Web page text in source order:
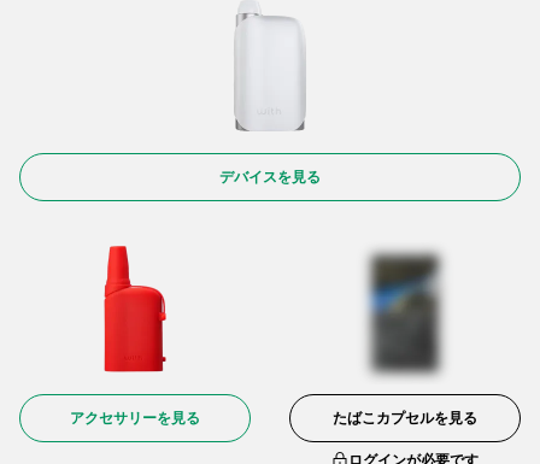
デバイスを見る
アクセサリーを見る たばこカプセルを見る